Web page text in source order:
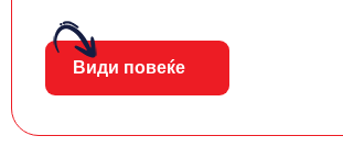
Види повеќе